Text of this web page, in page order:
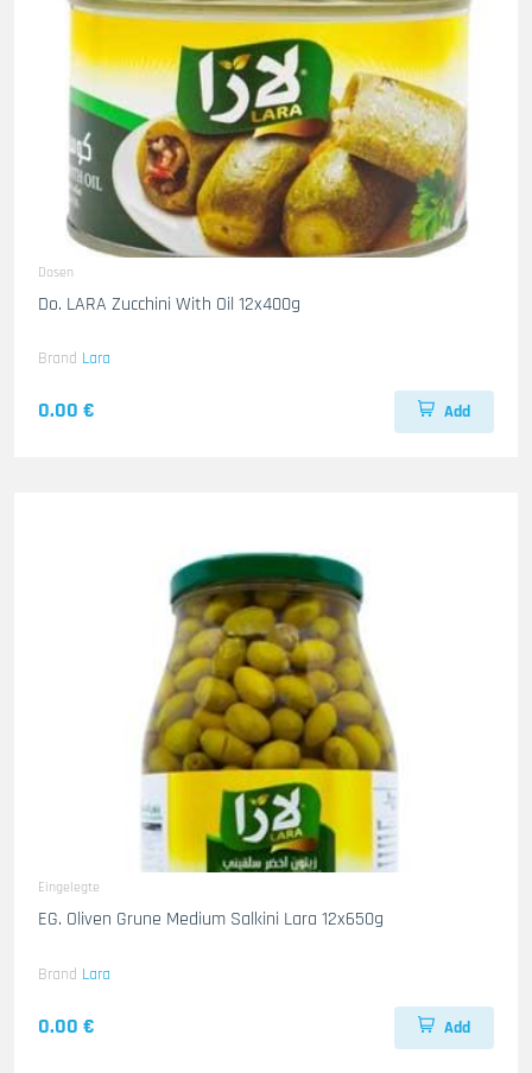
Dosen
Do. LARA Zucchini With Oil 12x400g
Brand Lara
0.00 € Add
Eingelegte
EG. Oliven Grune Medium Salkini Lara 12x650g
Brand Lara
0.00 € Add